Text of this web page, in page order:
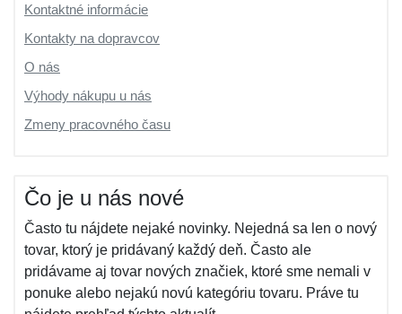
Kontaktné informácie
Kontakty na dopravcov
O nás
Výhody nákupu u nás
Zmeny pracovného času
Čo je u nás nové
Často tu nájdete nejaké novinky. Nejedná sa len o nový
tovar, ktorý je pridávaný každý deň. Často ale
pridávame aj tovar nových značiek, ktoré sme nemali v
ponuke alebo nejakú novú kategóriu tovaru. Práve tu